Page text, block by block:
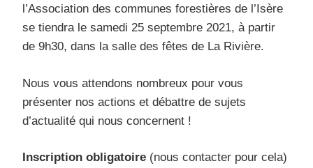
9H30
l’Association des communes forestières de l’Isère
se tiendra le samedi 25 septembre 2021, à partir
de 9h30, dans la salle des fêtes de La Rivière.
Nous vous attendons nombreux pour vous
présenter nos actions et débattre de sujets
d’actualité qui nous concernent !
Inscription obligatoire (nous contacter pour cela)